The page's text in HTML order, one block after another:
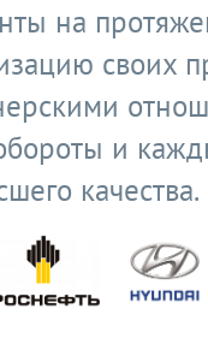
на
своих
и
качества.